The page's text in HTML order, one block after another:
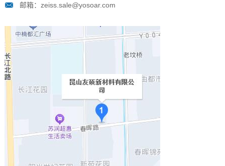
邮箱：zeiss.sale@yosoar.com